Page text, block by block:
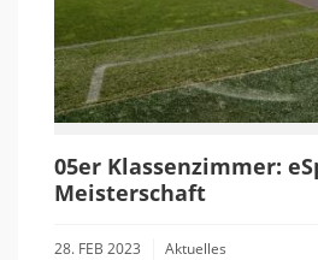
05er Klassenzimmer:
Meisterschaft
28. FEB 2023 Aktuelles